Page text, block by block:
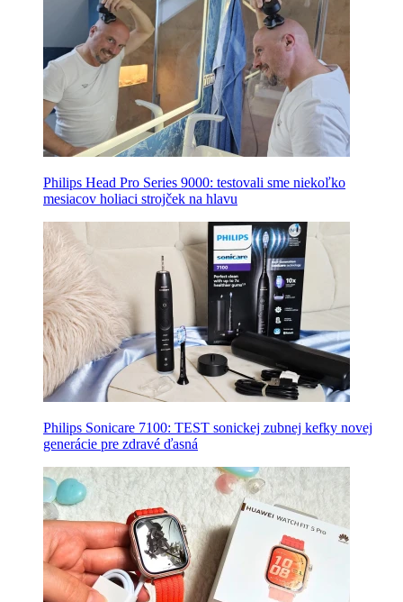
Philips Head Pro Series 9000: testovali sme niekoľko
mesiacov holiaci strojček na hlavu
Philips Sonicare 7100: TEST sonickej zubnej kefky novej
generácie pre zdravé ďasná